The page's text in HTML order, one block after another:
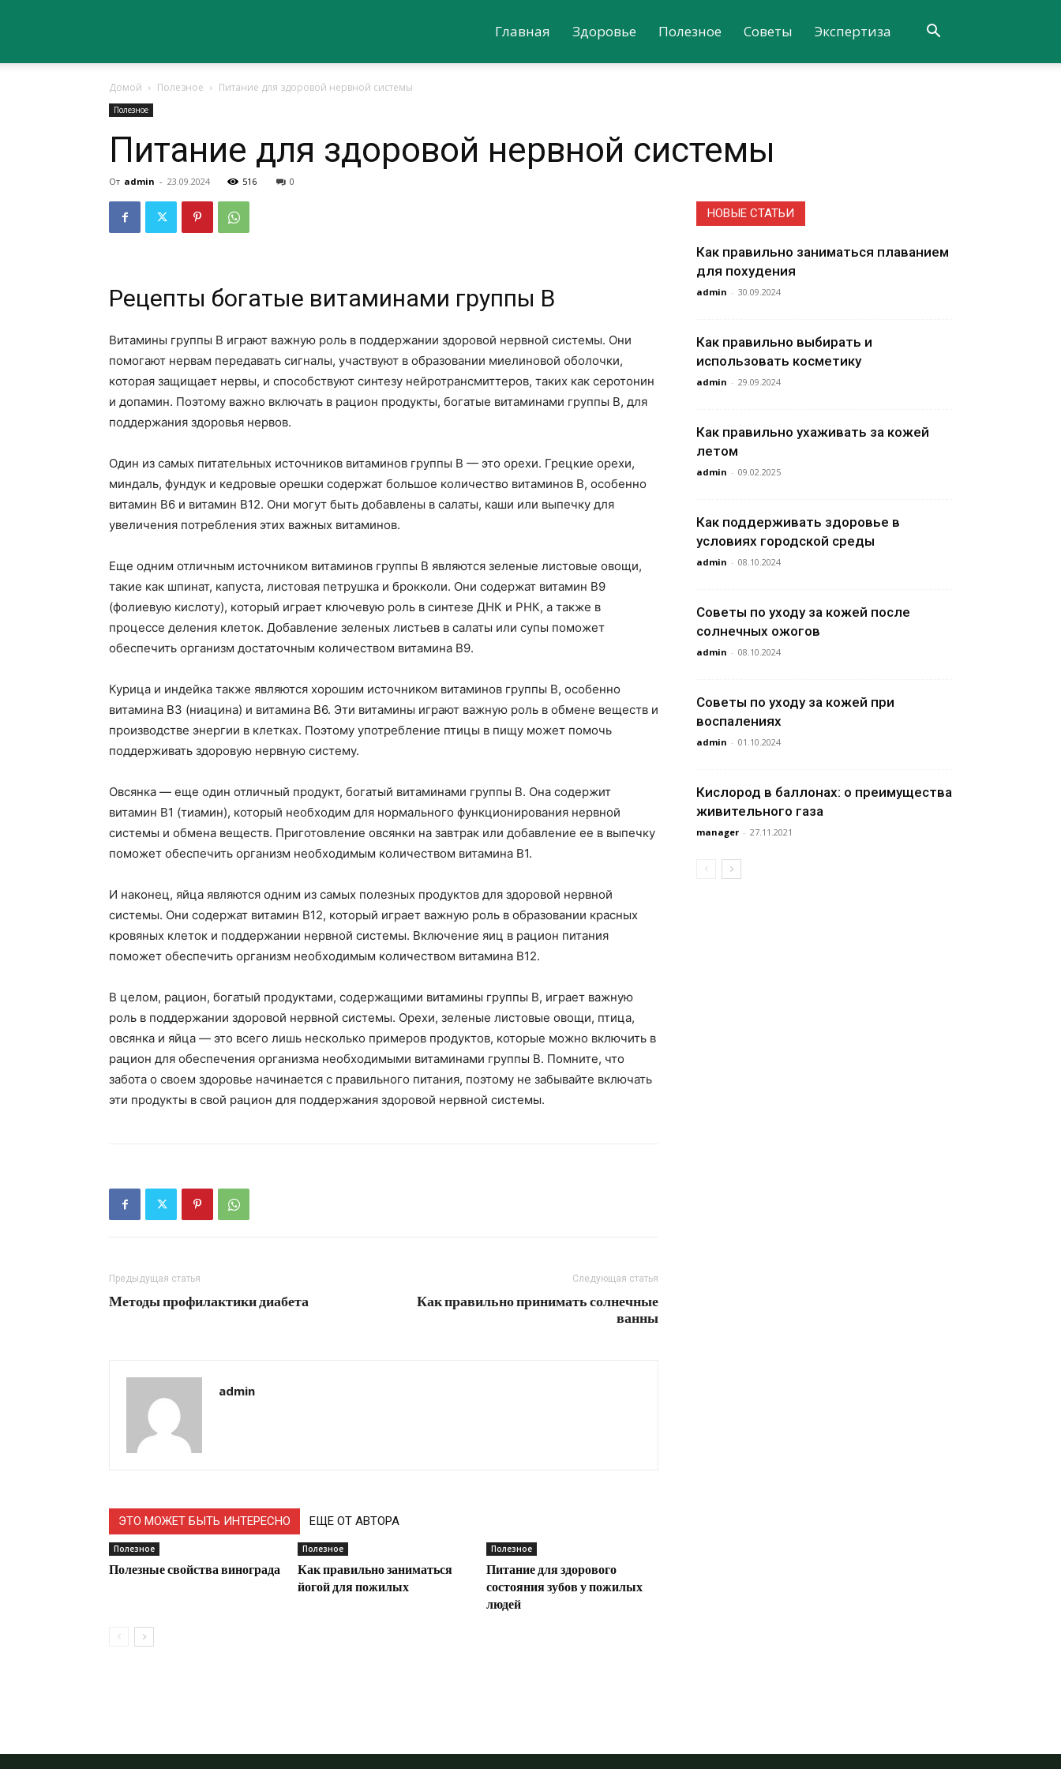
о
здоровье
Главная Здоровье Полезное Советы Экспертиза
Домой Полезное Питание для здоровой нервной системы
Полезное
Питание для здоровой нервной системы
От admin - 23.09.2024 516 0
Рецепты богатые витаминами группы В
Витамины группы В играют важную роль в поддержании здоровой нервной системы. Они
помогают нервам передавать сигналы, участвуют в образовании миелиновой оболочки,
которая защищает нервы, и способствуют синтезу нейротрансмиттеров, таких как серотонин
и допамин. Поэтому важно включать в рацион продукты, богатые витаминами группы В, для
поддержания здоровья нервов.
Один из самых питательных источников витаминов группы В — это орехи. Грецкие орехи,
миндаль, фундук и кедровые орешки содержат большое количество витаминов В, особенно
витамин В6 и витамин В12. Они могут быть добавлены в салаты, каши или выпечку для
увеличения потребления этих важных витаминов.
Еще одним отличным источником витаминов группы В являются зеленые листовые овощи,
такие как шпинат, капуста, листовая петрушка и брокколи. Они содержат витамин В9
(фолиевую кислоту), который играет ключевую роль в синтезе ДНК и РНК, а также в
процессе деления клеток. Добавление зеленых листьев в салаты или супы поможет
обеспечить организм достаточным количеством витамина В9.
Курица и индейка также являются хорошим источником витаминов группы В, особенно
витамина В3 (ниацина) и витамина В6. Эти витамины играют важную роль в обмене веществ и
производстве энергии в клетках. Поэтому употребление птицы в пищу может помочь
поддерживать здоровую нервную систему.
Овсянка — еще один отличный продукт, богатый витаминами группы В. Она содержит
витамин В1 (тиамин), который необходим для нормального функционирования нервной
системы и обмена веществ. Приготовление овсянки на завтрак или добавление ее в выпечку
поможет обеспечить организм необходимым количеством витамина В1.
И наконец, яйца являются одним из самых полезных продуктов для здоровой нервной
системы. Они содержат витамин В12, который играет важную роль в образовании красных
кровяных клеток и поддержании нервной системы. Включение яиц в рацион питания
поможет обеспечить организм необходимым количеством витамина В12.
В целом, рацион, богатый продуктами, содержащими витамины группы В, играет важную
роль в поддержании здоровой нервной системы. Орехи, зеленые листовые овощи, птица,
овсянка и яйца — это всего лишь несколько примеров продуктов, которые можно включить в
рацион для обеспечения организма необходимыми витаминами группы В. Помните, что
забота о своем здоровье начинается с правильного питания, поэтому не забывайте включать
эти продукты в свой рацион для поддержания здоровой нервной системы.
Предыдущая статья
Методы профилактики диабета
Следующая статья
Как правильно принимать солнечные
ванны
admin
ЭТО МОЖЕТ БЫТЬ ИНТЕРЕСНО ЕЩЕ ОТ АВТОРА
Полезное
Полезные свойства винограда
Полезное
Как правильно заниматься
йогой для пожилых
Полезное
Питание для здорового
состояния зубов у пожилых
людей
НОВЫЕ СТАТЬИ
Как правильно заниматься плаванием
для похудения
admin - 30.09.2024
Как правильно выбирать и
использовать косметику
admin - 29.09.2024
Как правильно ухаживать за кожей
летом
admin - 09.02.2025
Как поддерживать здоровье в
условиях городской среды
admin - 08.10.2024
Советы по уходу за кожей после
солнечных ожогов
admin - 08.10.2024
Советы по уходу за кожей при
воспалениях
admin - 01.10.2024
Кислород в баллонах: о преимущества
живительного газа
manager - 27.11.2021